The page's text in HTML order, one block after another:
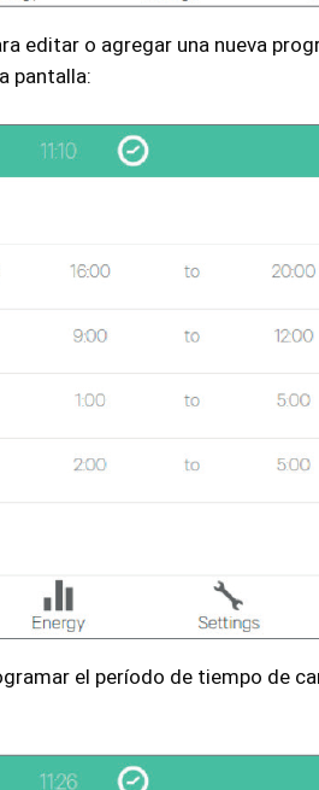
editar o agregar una nueva
pantalla:
el período de tiempo de